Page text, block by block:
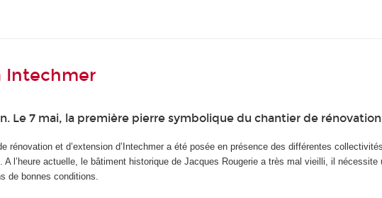
Intechmer
Le 7 mai, la première pierre symbolique du chantier de
rénovation et d’extension d’Intechmer a été posée en présence des différentes
l’heure actuelle, le bâtiment historique de Jacques Rougerie a très mal vieilli, il
de bonnes conditions.